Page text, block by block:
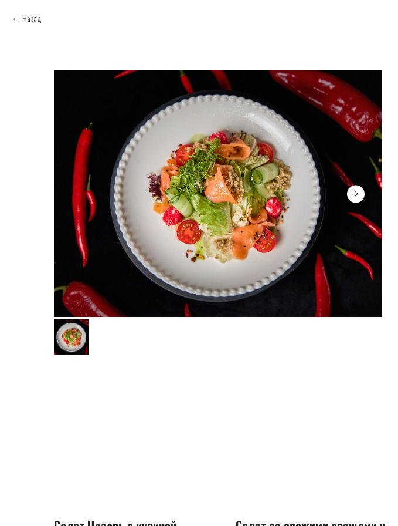
Назад